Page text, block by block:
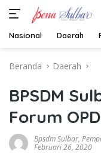
Nasional Daerah
Beranda Daerah
BPSDM
Forum OPD
Bpsdm Sulbar,
Februari 26, 2020